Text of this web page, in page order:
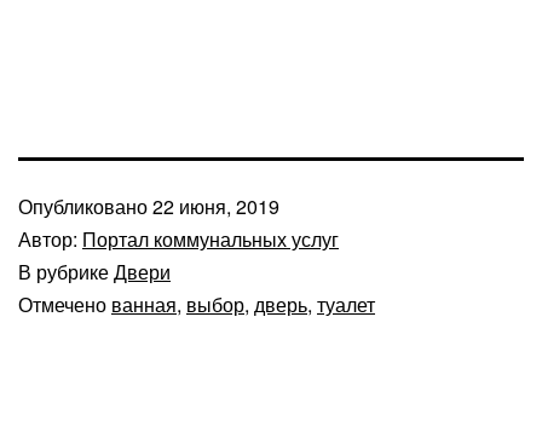
Опубликовано22 июня, 2019
Автор: Портал коммунальных услуг
В рубрикеДвери
Отмечено ванная, выбор, дверь, туалет